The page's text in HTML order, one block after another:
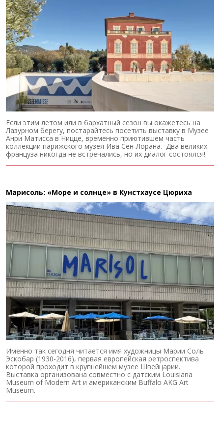
Если этим летом или в бархатный сезон вы окажетесь на
Лазурном берегу, постарайтесь посетить выставку в Музее
Анри Матисса в Ницце, временно приютившем часть
коллекции парижского музея Ива Сен-Лорана. Два великих
француза никогда не встречались, но их диалог состоялся!
Марисоль: «Море и солнце» в Кунстхаусе Цюриха
Именно так сегодня читается имя художницы Марии Соль
Эскобар (1930-2016), первая европейская ретроспектива
которой проходит в крупнейшем музее Швейцарии.
Выставка организована совместно с датским Louisiana
Museum of Modern Art и американским Buffalo AKG Art
Museum.